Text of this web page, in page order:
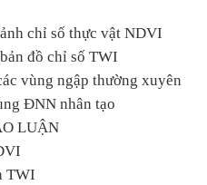
chỉ số thực vật NDVI
đồ chỉ số TWI
vùng ngập thường xuyên
ĐNN nhân tạo
LUẬN
TWI